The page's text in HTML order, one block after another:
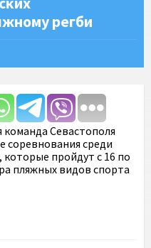
регби
команда Севастополя
соревнования среди
пройдут с 16 по
пляжных видов спорта